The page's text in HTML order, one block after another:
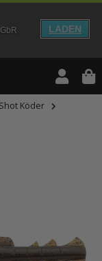
LADEN
Köder